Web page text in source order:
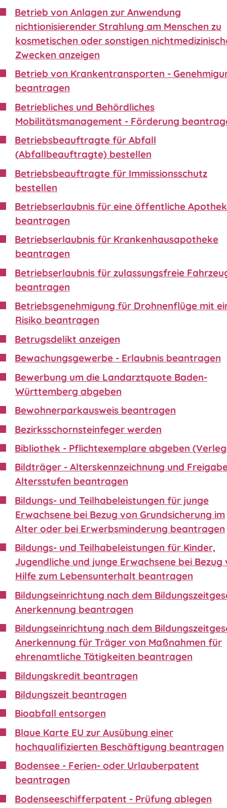
Betrieb von Anlagen zur Anwendung
nichtionisierender Strahlung am Menschen zu
kosmetischen oder sonstigen
Zwecken anzeigen
Betrieb von Krankentransporten -
beantragen
Betriebliches und Behördliches
Mobilitätsmanagement - Förderung
Betriebsbeauftragte für Abfall
(Abfallbeauftragte) bestellen
Betriebsbeauftragte für Immissionsschutz
bestellen
Betriebserlaubnis für eine öffentliche
beantragen
Betriebserlaubnis für Krankenhausapotheke
beantragen
Betriebserlaubnis für zulassungsfreie
beantragen
Betriebsgenehmigung für Drohnenflüge mit
Risiko beantragen
Betrugsdelikt anzeigen
Bewachungsgewerbe - Erlaubnis beantragen
Bewerbung um die Landarztquote Baden-
Württemberg abgeben
Bewohnerparkausweis beantragen
Bezirksschornsteinfeger werden
Bibliothek - Pflichtexemplare abgeben
Bildträger - Alterskennzeichnung und
Altersstufen beantragen
Bildungs- und Teilhabeleistungen für junge
Erwachsene bei Bezug von Grundsicherung im
Alter oder bei Erwerbsminderung beantragen
Bildungs- und Teilhabeleistungen für Kinder,
Jugendliche und junge Erwachsene bei Bezug
Hilfe zum Lebensunterhalt beantragen
Bildungseinrichtung nach dem
Anerkennung beantragen
Bildungseinrichtung nach dem
Anerkennung für Träger von Maßnahmen für
ehrenamtliche Tätigkeiten beantragen
Bildungskredit beantragen
Bildungszeit beantragen
Bioabfall entsorgen
Blaue Karte EU zur Ausübung einer
hochqualifizierten Beschäftigung beantragen
Bodensee - Ferien- oder Urlauberpatent
beantragen
Bodenseeschifferpatent - Prüfung ablegen